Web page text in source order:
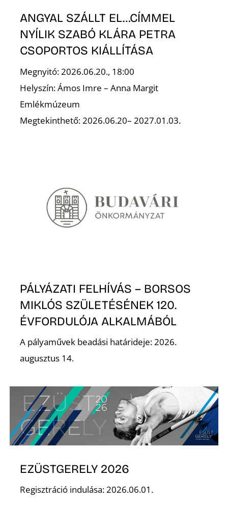
ANGYAL SZÁLLT EL…CÍMMEL
NYÍLIK SZABÓ KLÁRA PETRA
CSOPORTOS KIÁLLÍTÁSA
Megnyitó: 2026.06.20., 18:00
Helyszín: Ámos Imre – Anna Margit
Emlékmúzeum
Megtekinthető: 2026.06.20– 2027.01.03.
PÁLYÁZATI FELHÍVÁS – BORSOS
MIKLÓS SZÜLETÉSÉNEK 120.
ÉVFORDULÓJA ALKALMÁBÓL
A pályaművek beadási határideje: 2026.
augusztus 14.
EZÜSTGERELY 2026
Regisztráció indulása: 2026.06.01.